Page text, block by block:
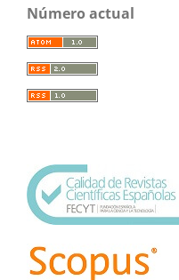
Número actual